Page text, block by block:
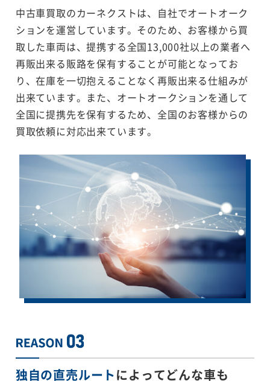
中古車買取のカーネクストは、自社でオートオーク
ションを運営しています。そのため、お客様から買
取した車両は、提携する全国13,000社以上の業者へ
再販出来る販路を保有することが可能となってお
り、在庫を一切抱えることなく再販出来る仕組みが
出来ています。また、オートオークションを通して
全国に提携先を保有するため、全国のお客様からの
買取依頼に対応出来ています。
独自の直売ルートによってどんな車も